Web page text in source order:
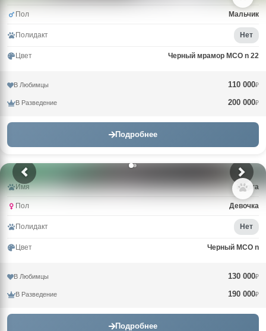
Пол Мальчик
Полидакт Нет
Цвет Черный мрамор MCO n 22
В Любимцы 110 000₽
В Разведение 200 000₽
Подробнее
Имя Bagira
Пол Девочка
Полидакт Нет
Цвет Черный MCO n
В Любимцы 130 000₽
В Разведение 190 000₽
Подробнее